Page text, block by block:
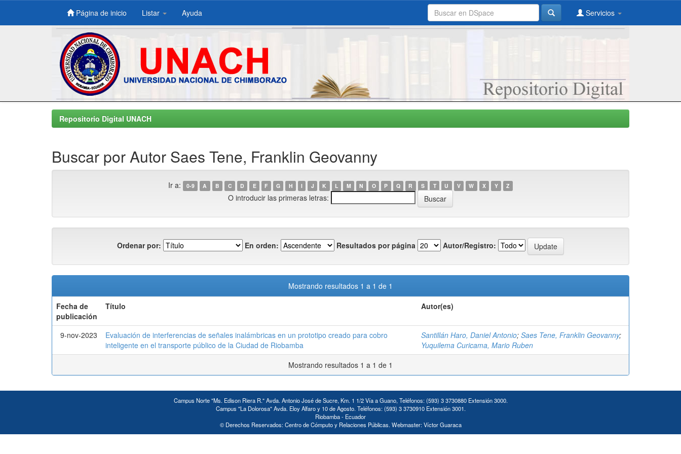
Skip
Página de inicio Listar Ayuda Servicios
Repositorio Digital UNACH
Buscar por Autor Saes Tene, Franklin Geovanny
Ir a: 0-9 A B C D E F G H I J K L M N O P Q R S T U V W X Y Z
O introducir las primeras letras:
Ordenar por: En orden: Resultados por página Autor/Registro:
Mostrando resultados 1 a 1 de 1
Fecha de
publicación
Título Autor(es)
9-nov-2023
Evaluación de interferencias de señales inalámbricas en un prototipo creado para cobro
inteligente en el transporte público de la Ciudad de Riobamba
Santillán Haro, Daniel Antonio; Saes Tene, Franklin Geovanny;
Yuquilema Curicama, Mario Ruben
Mostrando resultados 1 a 1 de 1
Campus Norte "Ms. Edison Riera R." Avda. Antonio José de Sucre, Km. 1 1/2 Vía a Guano, Teléfonos: (593) 3 3730880 Extensión 3000.
Campus "La Dolorosa" Avda. Eloy Alfaro y 10 de Agosto. Teléfonos: (593) 3 3730910 Extensión 3001.
Riobamba - Ecuador
© Derechos Reservados: Centro de Cómputo y Relaciones Públicas. Webmaster: Víctor Guaraca